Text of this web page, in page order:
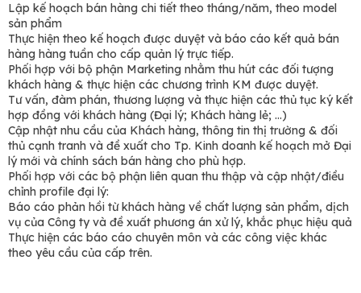
Lập kế hoạch bán hàng chi tiết theo tháng/năm, theo model
sản phẩm
Thực hiện theo kế hoạch được duyệt và báo cáo kết quả bán
hàng hàng tuần cho cấp quản lý trực tiếp.
Phối hợp với bộ phận Marketing nhằm thu hút các đối tượng
khách hàng & thực hiện các chương trình KM được duyệt.
Tư vấn, đàm phán, thương lượng và thực hiện các thủ tục ký kết
hợp đồng với khách hàng (Đại lý; Khách hàng lẻ; …)
Cập nhật nhu cầu của Khách hàng, thông tin thị trường & đối
thủ cạnh tranh và đề xuất cho Tp. Kinh doanh kế hoạch mở Đại
lý mới và chính sách bán hàng cho phù hợp.
Phối hợp với các bộ phận liên quan thu thập và cập nhật/điều
chỉnh profile đại lý:
Báo cáo phản hồi từ khách hàng về chất lượng sản phẩm, dịch
vụ của Công ty và đề xuất phương án xử lý, khắc phục hiệu quả
Thực hiện các báo cáo chuyên môn và các công việc khác
theo yêu cầu của cấp trên.